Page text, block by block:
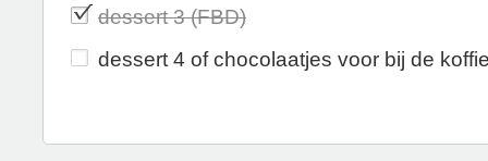
dessert 3 (FBD)
dessert 4 of chocolaatjes voor bij de